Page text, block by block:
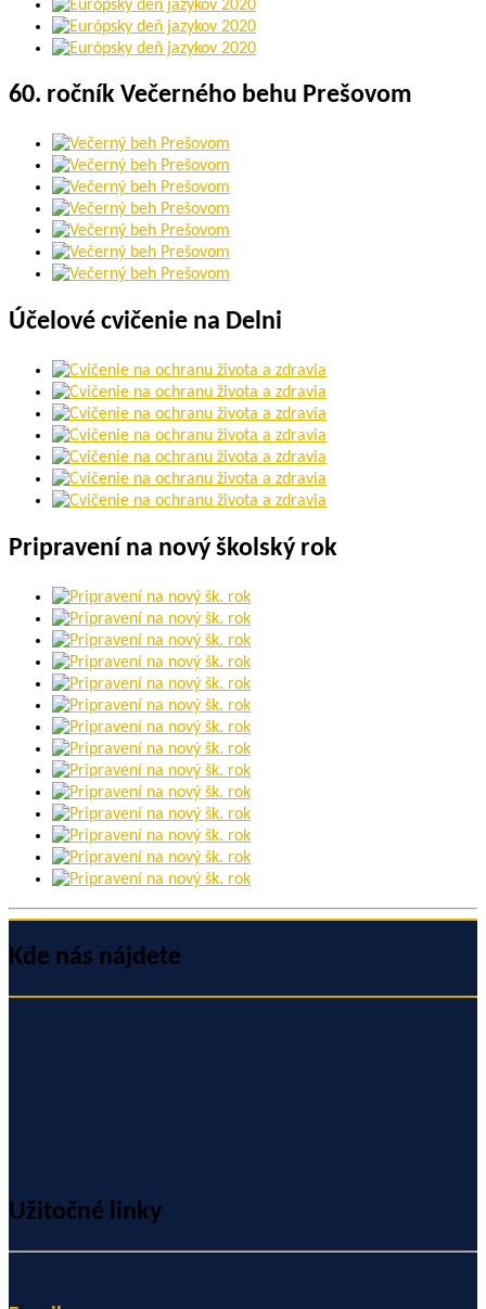
60. ročník Večerného behu Prešovom
Účelové cvičenie na Delni
Pripravení na nový školský rok
Kde nás nájdete
Užitočné linky